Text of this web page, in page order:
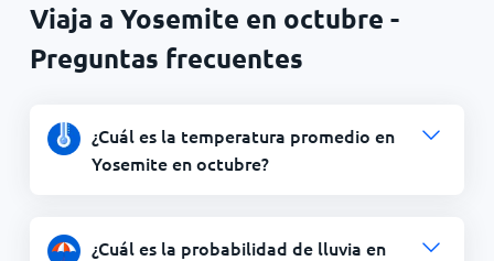
Viaja a Yosemite en octubre -
Preguntas frecuentes
¿Cuál es la temperatura promedio en
Yosemite en octubre?
¿Cuál es la probabilidad de lluvia en